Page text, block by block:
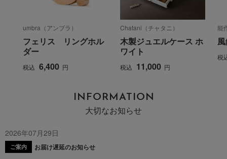
umbra（アンブラ）
フェリス リングホル
ダー
税込 6,400 円
Chatani（チャタニ）
木製ジュエルケース ホ
ワイト
税込 11,000 円
能
税
INFORMATION
大切なお知らせ
2026年07月29日
ご案内 お届け遅延のお知らせ